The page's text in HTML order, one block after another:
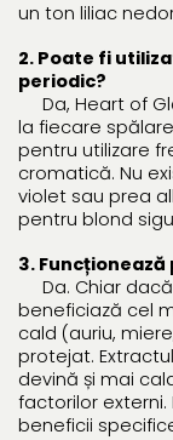
un ton liliac
2. Poate fi
periodic?
Da, Heart of
la fiecare
pentru utilizare
cromatică. Nu
violet sau prea
pentru blond
3.
Da. Chiar
beneficiază cel
cald (auriu,
protejat.
devină și mai
factorilor
beneficii